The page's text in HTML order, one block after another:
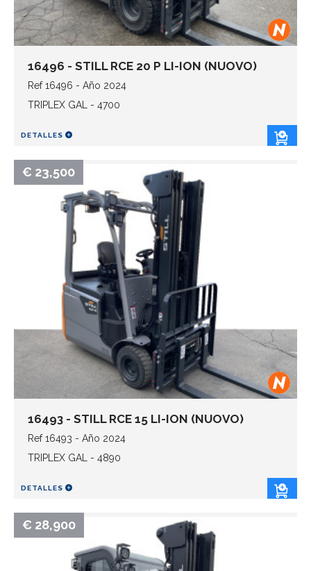
16496 - STILL RCE 20 P LI-ION (NUOVO)
Ref 16496 - Año 2024
TRIPLEX GAL - 4700
DETALLES
€ 23,500
16493 - STILL RCE 15 LI-ION (NUOVO)
Ref 16493 - Año 2024
TRIPLEX GAL - 4890
DETALLES
€ 28,900